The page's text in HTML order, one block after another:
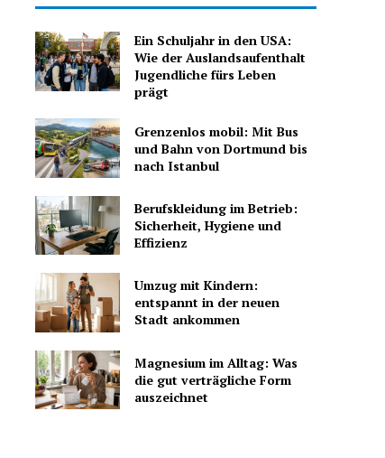
Ein Schuljahr in den USA:
Wie der Auslandsaufenthalt
Jugendliche fürs Leben
prägt
Grenzenlos mobil: Mit Bus
und Bahn von Dortmund bis
nach Istanbul
Berufskleidung im Betrieb:
Sicherheit, Hygiene und
Effizienz
Umzug mit Kindern:
entspannt in der neuen
Stadt ankommen
Magnesium im Alltag: Was
die gut verträgliche Form
auszeichnet